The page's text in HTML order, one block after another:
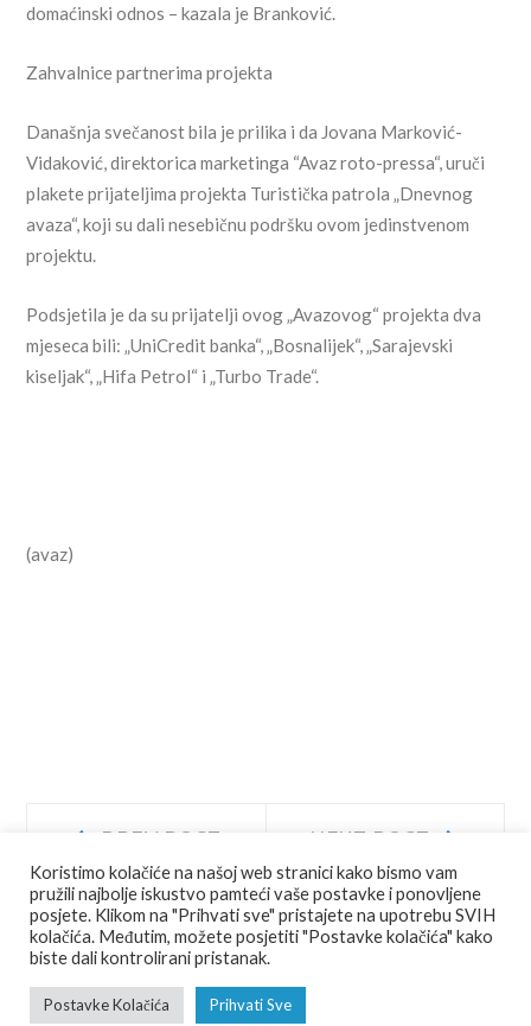
domaćinski odnos – kazala je Branković.
Zahvalnice partnerima projekta
Današnja svečanost bila je prilika i da Jovana Marković-
Vidaković, direktorica marketinga “Avaz roto-pressa“, uruči
plakete prijateljima projekta Turistička patrola „Dnevnog
avaza“, koji su dali nesebičnu podršku ovom jedinstvenom
projektu.
Podsjetila je da su prijatelji ovog „Avazovog“ projekta dva
mjeseca bili: „UniCredit banka“, „Bosnalijek“, „Sarajevski
kiseljak“, „Hifa Petrol“ i „Turbo Trade“.
(avaz)
Navigacija
objava
PREV POST NEXT POST
© COPYRIGHTJU AGENCIJA JAJCE
FOTO
VIDEO RAZGLEDNICE
Koristimo kolačiće na našoj web stranici kako bismo vam
pružili najbolje iskustvo pamteći vaše postavke i ponovljene
posjete. Klikom na "Prihvati sve" pristajete na upotrebu SVIH
kolačića. Međutim, možete posjetiti "Postavke kolačića" kako
biste dali kontrolirani pristanak.
Postavke Kolačića Prihvati Sve